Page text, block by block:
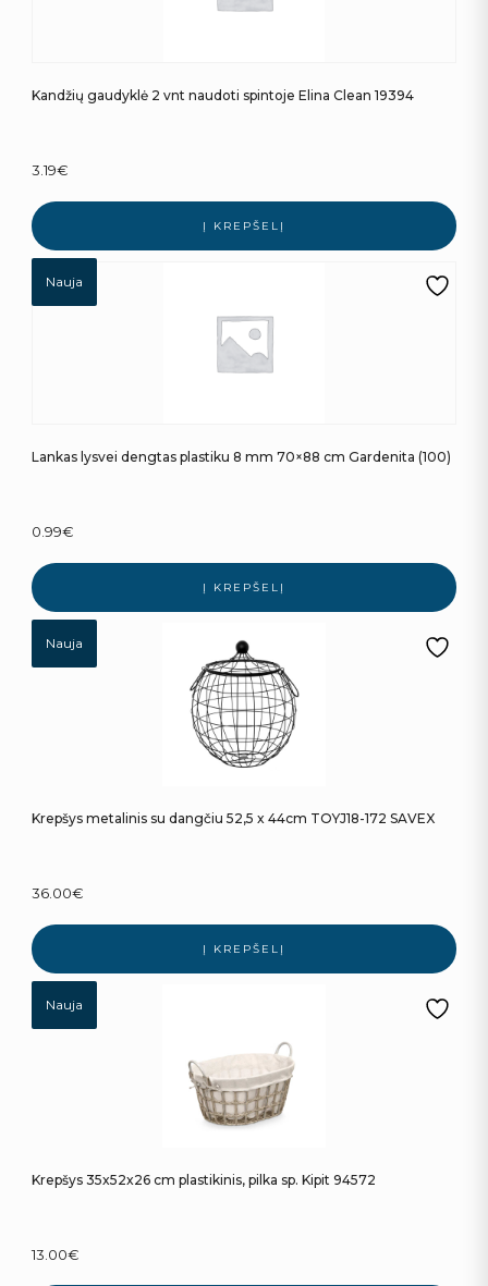
Kandžių gaudyklė 2 vnt naudoti spintoje Elina Clean 19394
3.19€
Į KREPŠELĮ
Nauja
Lankas lysvei dengtas plastiku 8 mm 70×88 cm Gardenita (100)
0.99€
Į KREPŠELĮ
Nauja
Krepšys metalinis su dangčiu 52,5 x 44cm TOYJ18-172 SAVEX
36.00€
Į KREPŠELĮ
Nauja
Krepšys 35x52x26 cm plastikinis, pilka sp. Kipit 94572
13.00€